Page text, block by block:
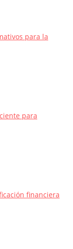
para la
para
financiera